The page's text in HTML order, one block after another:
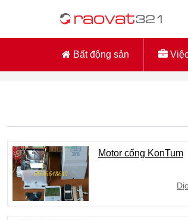
Bất động sản
Motor cổng KonTum